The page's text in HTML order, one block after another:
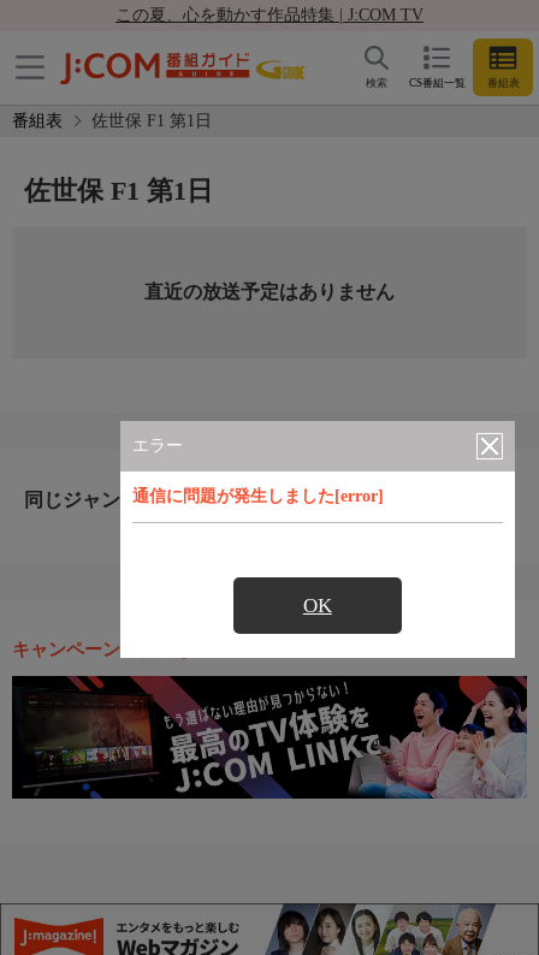
この夏、心を動かす作品特集 | J:COM TV
CS番組一覧 番組表
検索
番組表 佐世保 F1 第1日
エラー
通信に問題が発生しました[error]
OK
佐世保 F1 第1日
直近の放送予定はありません
同じジャンルのおすすめ番組
キャンペーン・お得な情報